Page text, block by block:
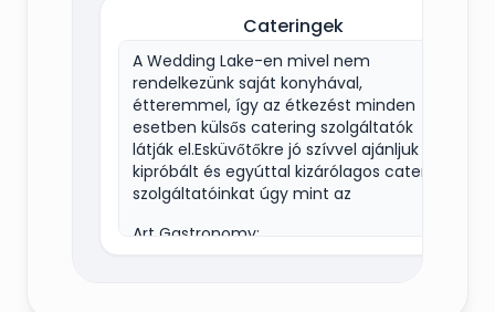
Cateringek
A Wedding Lake-en mivel nem
rendelkezünk saját konyhával,
étteremmel, így az étkezést minden
esetben külsős catering szolgáltatók
látják el.Esküvőtőkre jó szívvel ajánljuk
kipróbált és egyúttal kizárólagos catering
szolgáltatóinkat úgy mint az
Art Gastronomy: